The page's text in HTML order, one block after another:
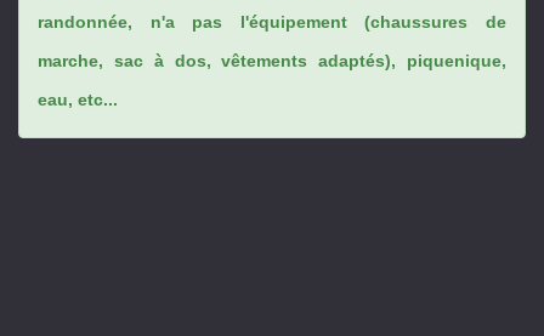
randonnée, n'a pas l'équipement (chaussures de
marche, sac à dos, vêtements adaptés), piquenique,
eau, etc...